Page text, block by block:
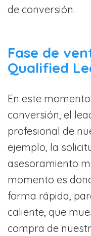
de conversión.
Fase de
Qualified
En este
conversión, el
profesional de
ejemplo, la
asesoramiento
momento es
forma rápida,
caliente, que
compra de